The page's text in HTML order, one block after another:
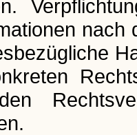
nach